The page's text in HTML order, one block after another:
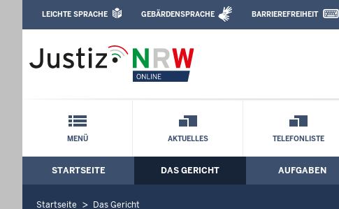
Amtsgericht Duisburg: Sitzungstermine
Leichte Sprache, Gebärdensprachenvideo
LEICHTE SPRACHE GEBÄRDENSPRACHE BARRIEREFREIHEIT
Schnellnavigation mit Volltext-Suche
MENÜ AKTUELLES TELEFONLISTE
Hauptmenü: Hauptnavigation
STARTSEITE DAS GERICHT AUFGABEN
Startseite Das Gericht